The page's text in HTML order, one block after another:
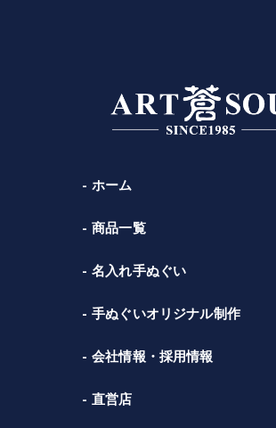
ホーム
商品一覧
名入れ手ぬぐい
手ぬぐいオリジナル制作
会社情報・採用情報
直営店